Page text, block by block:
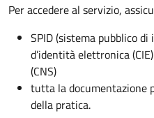
Per accedere al servizio,
SPID (sistema pubblico
d’identità elettronica
(CNS)
tutta la documentazione
della pratica.